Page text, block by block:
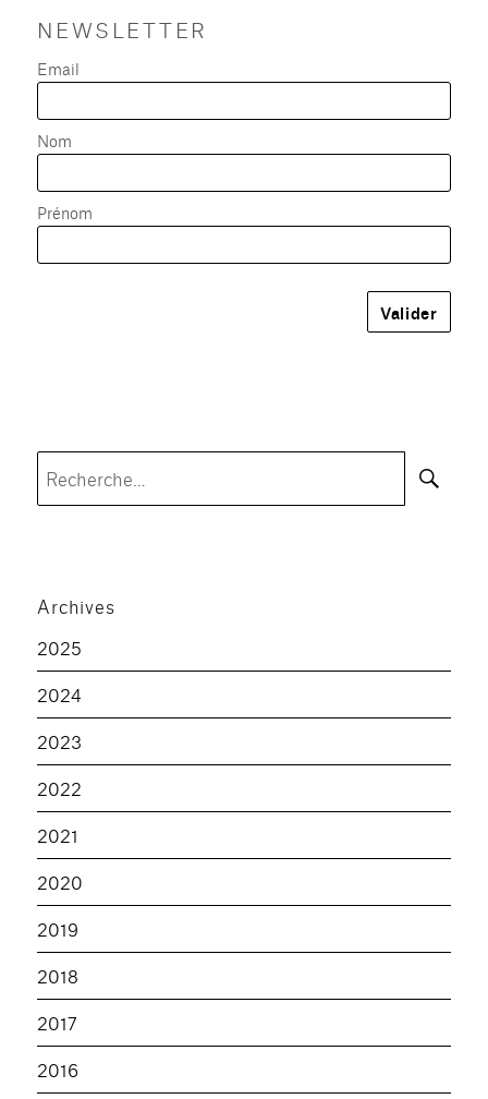
NEWSLETTER
Email
Nom
Prénom
Archives
2025
2024
2023
2022
2021
2020
2019
2018
2017
2016